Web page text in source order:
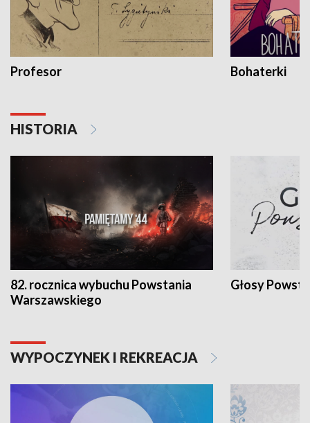
Profesor Bohaterki
HISTORIA
82. rocznica wybuchu Powstania
Warszawskiego
Głosy
WYPOCZYNEK I REKREACJA